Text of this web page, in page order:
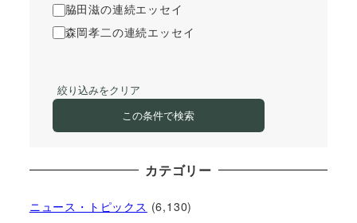
脇田滋の連続エッセイ
森岡孝二の連続エッセイ
絞り込みをクリア
この条件で検索
カテゴリー
ニュース・トピックス (6,130)